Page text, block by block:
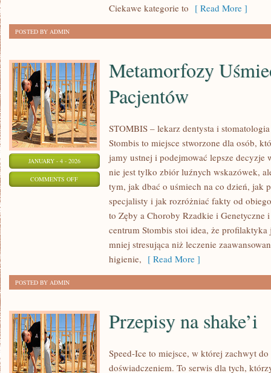
Ciekawe kategorie to [ Read More ]
POSTED BY ADMIN
JANUARY - 4 - 2026
COMMENTS OFFON
METAMORFOZY
Metamorfozy
Pacjentów
STOMBIS – lekarz dentysta i
Stombis to miejsce stworzone dla osób,
jamy ustnej i podejmować lepsze decyzje
nie jest tylko zbiór luźnych wskazówek,
tym, jak dbać o uśmiech na co dzień, jak
specjalisty i jak rozróżniać fakty od
to Zęby a Choroby Rzadkie i Genetyczne
centrum Stombis stoi idea, że profilaktyka
mniej stresująca niż leczenie
higienie, [ Read More ]
POSTED BY ADMIN
Przepisy na shake’i
Speed-Ice to miejsce, w której zachwyt
doświadczeniem. To serwis dla tych,